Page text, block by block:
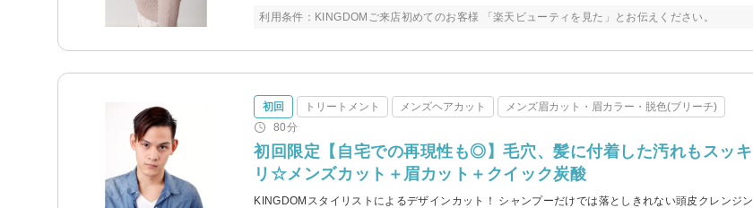
利用条件：KINGDOMご来店初めてのお客様 「楽天ビューティを見た」とお伝えください。
初回 トリートメント メンズヘアカット
メンズ眉カット・眉カラー・脱色(ブリーチ)
80分
初回限定【自宅での再現性も◎】毛穴、髪に付着した汚れもスッキ
リ☆メンズカット＋眉カット＋クイック炭酸
KINGDOMスタイリストによるデザインカット！ シャンプーだけでは落としきれない頭皮クレンジン